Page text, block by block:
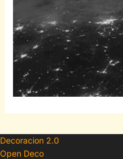
Decoracion 2.0
Open Deco